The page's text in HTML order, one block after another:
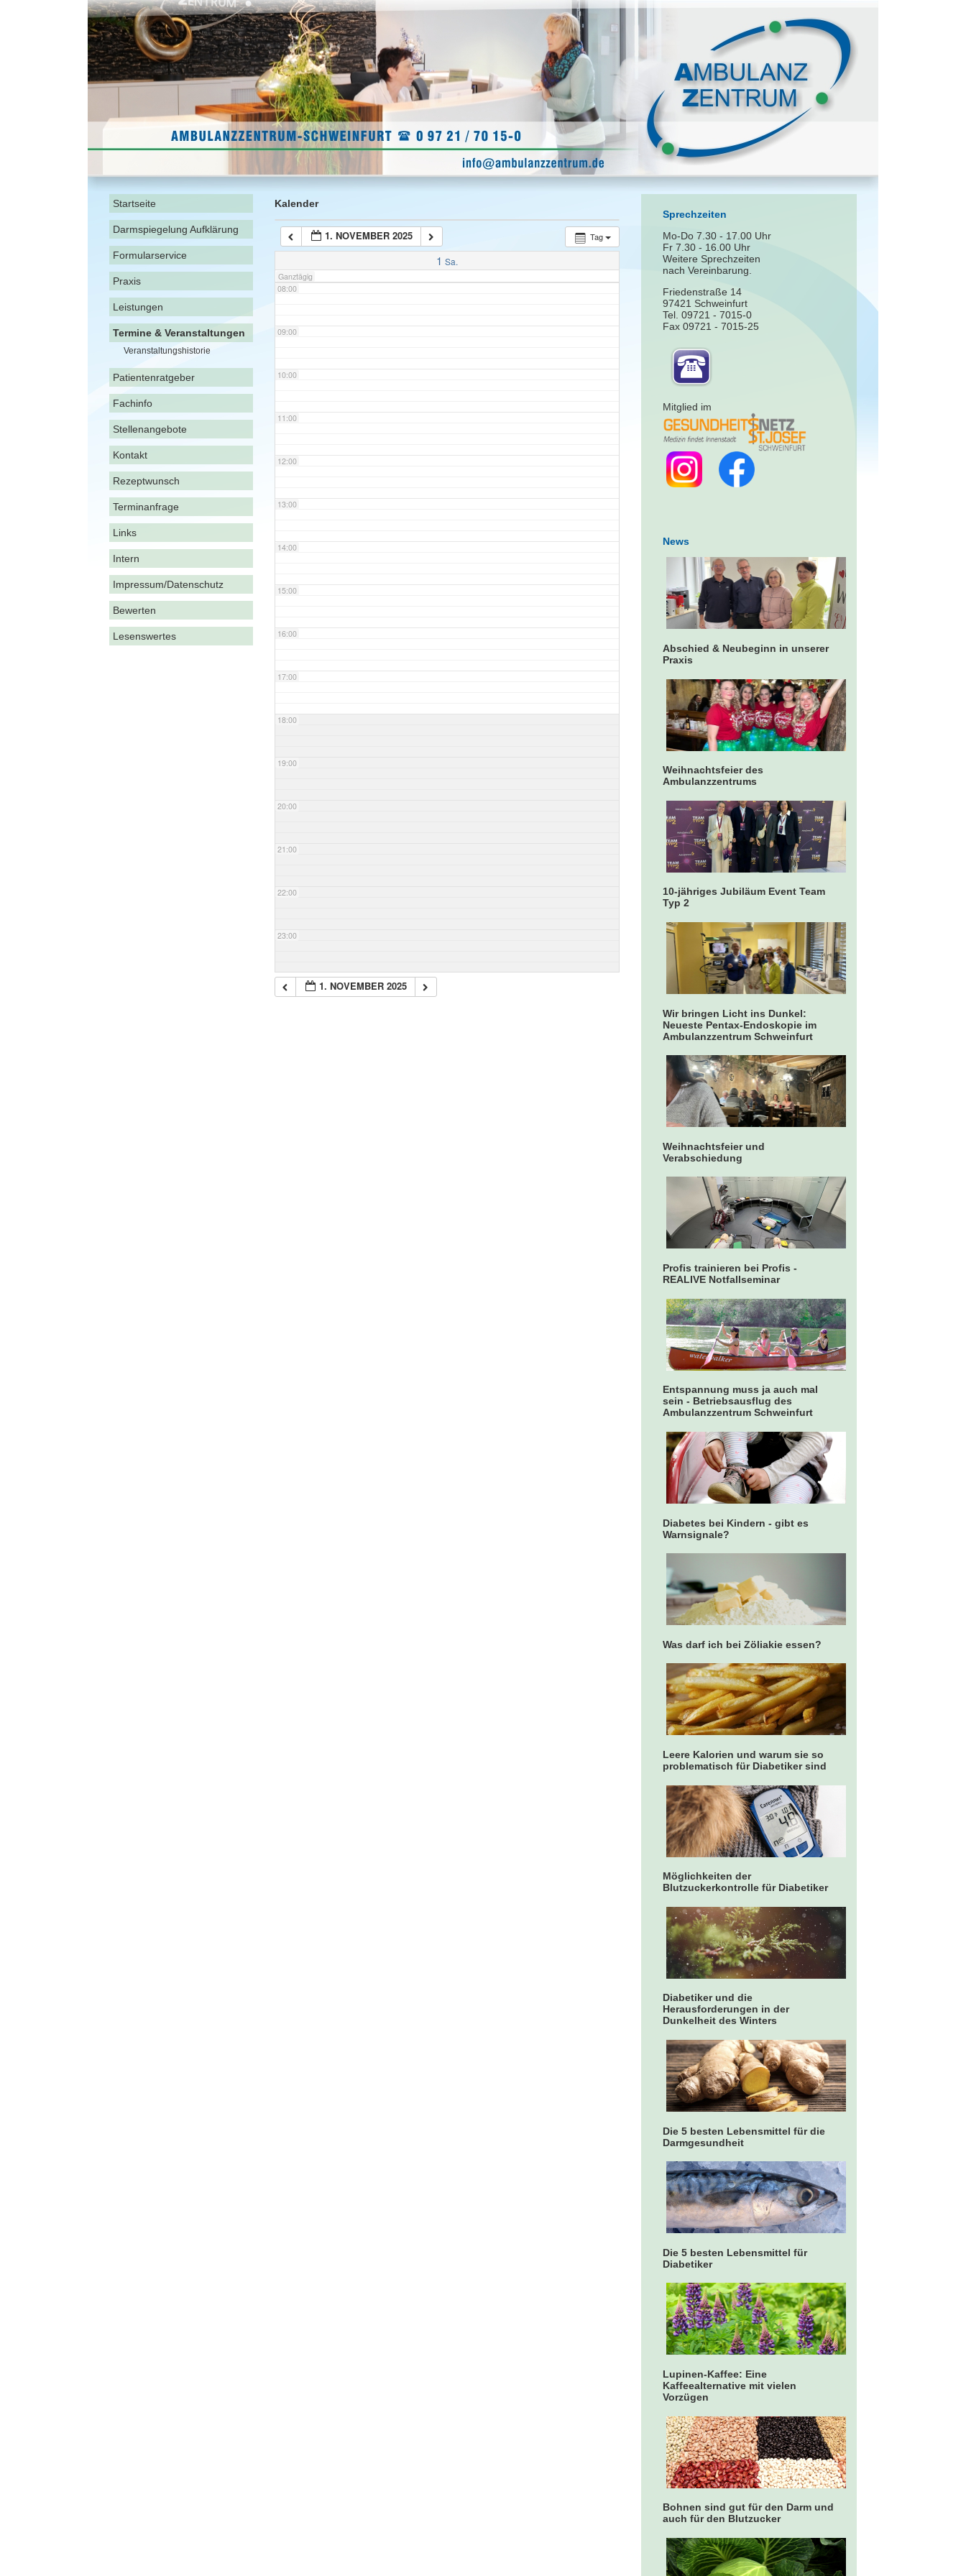
Startseite
Darmspiegelung Aufklärung
Formularservice
Praxis
Leistungen
Termine & Veranstaltungen
Veranstaltungshistorie
Patientenratgeber
Fachinfo
Stellenangebote
Kontakt
Rezeptwunsch
Terminanfrage
Links
Intern
Impressum/Datenschutz
Bewerten
Lesenswertes
Kalender
Tag
1. NOVEMBER 2025
1 Sa.
Ganztägig
02:00
03:00
04:00
05:00
06:00
07:00
08:00
09:00
10:00
11:00
12:00
13:00
14:00
15:00
16:00
17:00
18:00
19:00
20:00
21:00
22:00
23:00
1. NOVEMBER 2025
Sprechzeiten
Mo-Do 7.30 - 17.00 Uhr
Fr 7.30 - 16.00 Uhr
Weitere Sprechzeiten
nach Vereinbarung.
Friedenstraße 14
97421 Schweinfurt
Tel. 09721 - 7015-0
Fax 09721 - 7015-25
Mitglied im
News
Abschied & Neubeginn in unserer
Praxis
Weihnachtsfeier des
Ambulanzzentrums
10-jähriges Jubiläum Event Team
Typ 2
Wir bringen Licht ins Dunkel:
Neueste Pentax-Endoskopie im
Ambulanzzentrum Schweinfurt
Weihnachtsfeier und
Verabschiedung
Profis trainieren bei Profis -
REALIVE Notfallseminar
Entspannung muss ja auch mal
sein - Betriebsausflug des
Ambulanzzentrum Schweinfurt
Diabetes bei Kindern - gibt es
Warnsignale?
Was darf ich bei Zöliakie essen?
Leere Kalorien und warum sie so
problematisch für Diabetiker sind
Möglichkeiten der
Blutzuckerkontrolle für Diabetiker
Diabetiker und die
Herausforderungen in der
Dunkelheit des Winters
Die 5 besten Lebensmittel für die
Darmgesundheit
Die 5 besten Lebensmittel für
Diabetiker
Lupinen-Kaffee: Eine
Kaffeealternative mit vielen
Vorzügen
Bohnen sind gut für den Darm und
auch für den Blutzucker